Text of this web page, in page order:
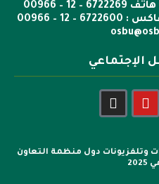
ص.ب: 6351 جدة الرمز 21442 هاتف 6722269 – 12 – 00966
الإجتماعي
وتلفزيونات دول منظمة التعاون